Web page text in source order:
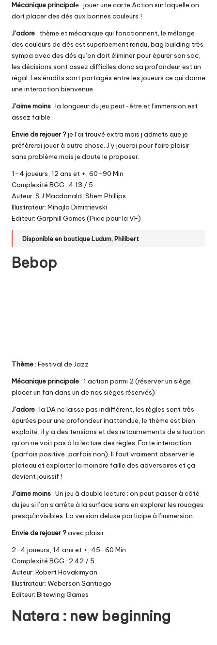
Mécanique principale : jouer une carte Action sur laquelle on
doit placer des dés aux bonnes couleurs !
J’adore: thème et mécanique qui fonctionnent, le mélange
des couleurs de dés est superbement rendu, bag building très
sympa avec des dés qu’on doit éliminer pour épurer son sac,
les décisions sont assez difficiles donc sa profondeur est un
régal. Les érudits sont partagés entre les joueurs ce qui donne
une interaction bienvenue.
J’aime moins: la longueur du jeu peut-être et l’immersion est
assez faible.
Envie de rejouer ?je l’ai trouvé extra mais j’admets que je
préfèrerai jouer à autre chose. J’y jouerai pour faire plaisir
sans problème mais je doute le proposer.
1–4 joueurs, 12 ans et +, 60–90 Min
Complexité BGG : 4.13 / 5
Auteur: S J Macdonald, Shem Phillips
Illustrateur: Mihajlo Dimitrievski
Editeur: Garphill Games (Pixie pour la VF)
Disponible en boutiqueLudum,Philibert
Bebop
Thème: Festival de Jazz
Mécanique principale: 1 action parmi 2 (réserver un siège,
placer un fan dans un de nos sièges réservés)
J’adore: la DA ne laisse pas indifférent, les règles sont très
épurées pour une profondeur inattendue, le thème est bien
exploité, il y a des tensions et des retournements de situation
qu’on ne voit pas à la lecture des règles. Forte interaction
(parfois positive, parfois non). Il faut vraiment observer le
plateau et exploiter la moindre faille des adversaires et ça
devient jouissif !
J’aime moins: Un jeu à double lecture : on peut passer à côté
du jeu si l’on s’arrête à la surface sans en explorer les rouages
presqu’invisibles. La version deluxe participe à l’immersion.
Envie de rejouer ?avec plaisir.
2–4 joueurs, 14 ans et +, 45–60 Min
Complexité BGG : 2.42 / 5
Auteur: Robert Hovakimyan
Illustrateur: Weberson Santiago
Editeur: Bitewing Games
Natera : new beginning